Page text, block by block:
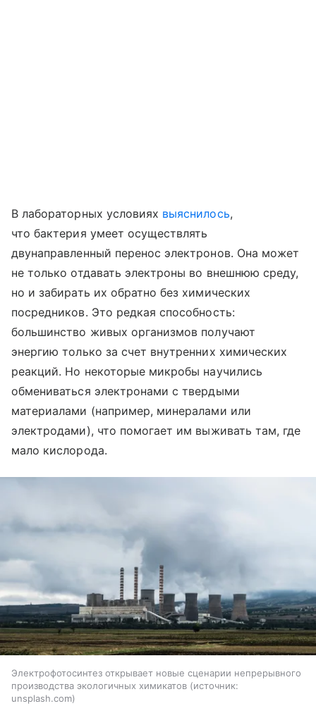
В лабораторных условиях выяснилось,
что бактерия умеет осуществлять
двунаправленный перенос электронов. Она может
не только отдавать электроны во внешнюю среду,
но и забирать их обратно без химических
посредников. Это редкая способность:
большинство живых организмов получают
энергию только за счет внутренних химических
реакций. Но некоторые микробы научились
обмениваться электронами с твердыми
материалами (например, минералами или
электродами), что помогает им выживать там, где
мало кислорода.
Электрофотосинтез открывает новые сценарии непрерывного
производства экологичных химикатов
источник:
unsplash.com